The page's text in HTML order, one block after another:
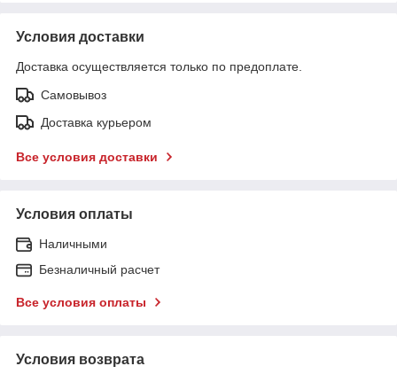
Условия доставки
Доставка осуществляется только по предоплате.
Самовывоз
Доставка курьером
Все условия доставки
Условия оплаты
Наличными
Безналичный расчет
Все условия оплаты
Условия возврата